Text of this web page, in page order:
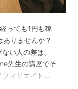
っても1円も稼
りませんか？
い人の差は、
先生の講座でそ
ィリエイト収